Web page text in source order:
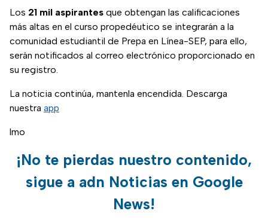
Los 21 mil aspirantes que obtengan las calificaciones
más altas en el curso propedéutico se integrarán a la
comunidad estudiantil de Prepa en Línea-SEP, para ello,
serán notificados al correo electrónico proporcionado en
su registro.
La noticia continúa, mantenla encendida. Descarga
nuestra app
lmo
¡No te pierdas nuestro contenido,
sigue a adn Noticias en Google
News!